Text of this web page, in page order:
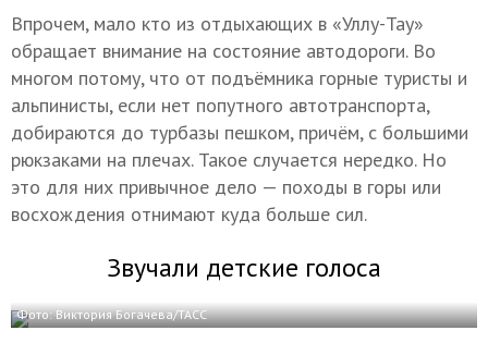
Впрочем, мало кто из отдыхающих в «Уллу-Тау»
обращает внимание на состояние автодороги. Во
многом потому, что от подъёмника горные туристы и
альпинисты, если нет попутного автотранспорта,
добираются до турбазы пешком, причём, с большими
рюкзаками на плечах. Такое случается нередко. Но
это для них привычное дело — походы в горы или
восхождения отнимают куда больше сил.
Звучали детские голоса
Фото: Виктория Богачева/ТАСС